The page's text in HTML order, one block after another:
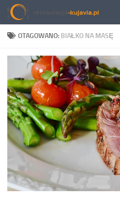
Przeskocz do treści
OTAGOWANO: BIAŁKO NA MASĘ